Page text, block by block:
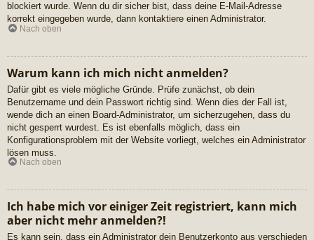
blockiert wurde. Wenn du dir sicher bist, dass deine E-Mail-Adresse
korrekt eingegeben wurde, dann kontaktiere einen Administrator.
Nach oben
Warum kann ich mich nicht anmelden?
Dafür gibt es viele mögliche Gründe. Prüfe zunächst, ob dein
Benutzername und dein Passwort richtig sind. Wenn dies der Fall ist,
wende dich an einen Board-Administrator, um sicherzugehen, dass du
nicht gesperrt wurdest. Es ist ebenfalls möglich, dass ein
Konfigurationsproblem mit der Website vorliegt, welches ein Administrator
lösen muss.
Nach oben
Ich habe mich vor einiger Zeit registriert, kann mich
aber nicht mehr anmelden?!
Es kann sein, dass ein Administrator dein Benutzerkonto aus verschieden